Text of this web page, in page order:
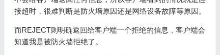
接超时，很难判断是防火墙原因还是网络设备故障等原因。
而REJECT则明确返回给客户端一个拒绝的信息，客户端会
知道我是被防火墙拒绝了。